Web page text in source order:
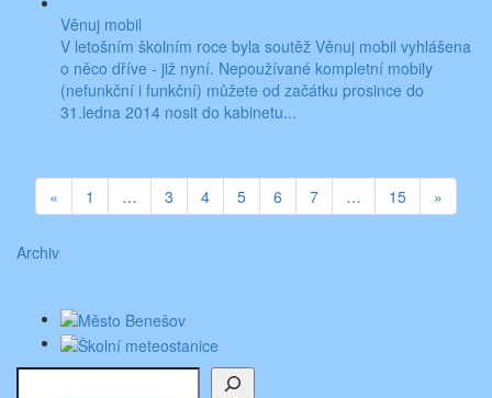
Věnuj mobil
V letošním školním roce byla soutěž Věnuj mobil vyhlášena
o něco dříve - již nyní. Nepoužívané kompletní mobily
(nefunkční i funkční) můžete od začátku prosince do
31.ledna 2014 nosit do kabinetu...
« 1 … 3 4 5 6 7 … 15 »
Archiv
Hledat